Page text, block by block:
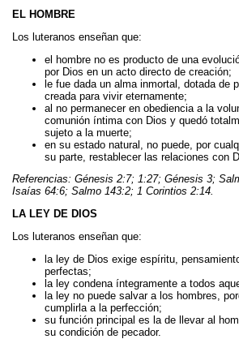
EL HOMBRE
Los luteranos enseñan que:
el hombre no es producto de una
por Dios en un acto directo de creación;
le fue dada un alma inmortal, dotada de
creada para vivir eternamente;
al no permanecer en obediencia a la
comunión íntima con Dios y quedó
sujeto a la muerte;
en su estado natural, no puede, por
su parte, restablecer las relaciones con
Referencias: Génesis 2:7; 1:27; Génesis 3;
Isaías 64:6; Salmo 143:2; 1 Corintios 2:14.
LA LEY DE DIOS
Los luteranos enseñan que:
la ley de Dios exige espíritu,
perfectas;
la ley condena íntegramente a todos
la ley no puede salvar a los hombres,
cumplirla a la perfección;
su función principal es la de llevar al
su condición de pecador.